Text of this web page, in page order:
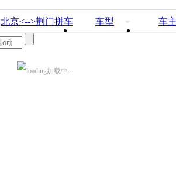
北京<-->荆门拼车 车型 车
加载中...